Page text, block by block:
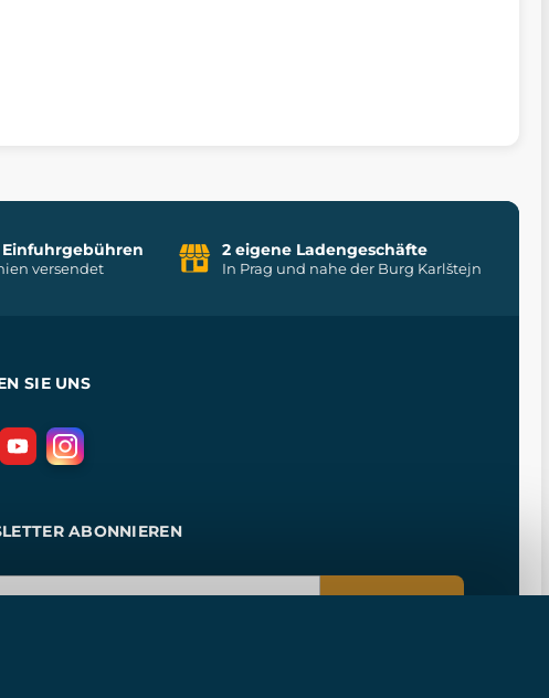
Einfuhrgebühren
versendet
2 eigene Ladengeschäfte
In Prag und nahe der Burg Karlštejn
SIE UNS
ABONNIEREN
ANMELDEN